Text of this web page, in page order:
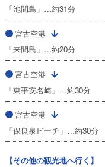
「池間島」…約31分
宮古空港
「来間島」…約20分
宮古空港
「東平安名崎」…約30分
宮古空港
「保良泉ビーチ」…約30分
【その他の観光地へ行く】